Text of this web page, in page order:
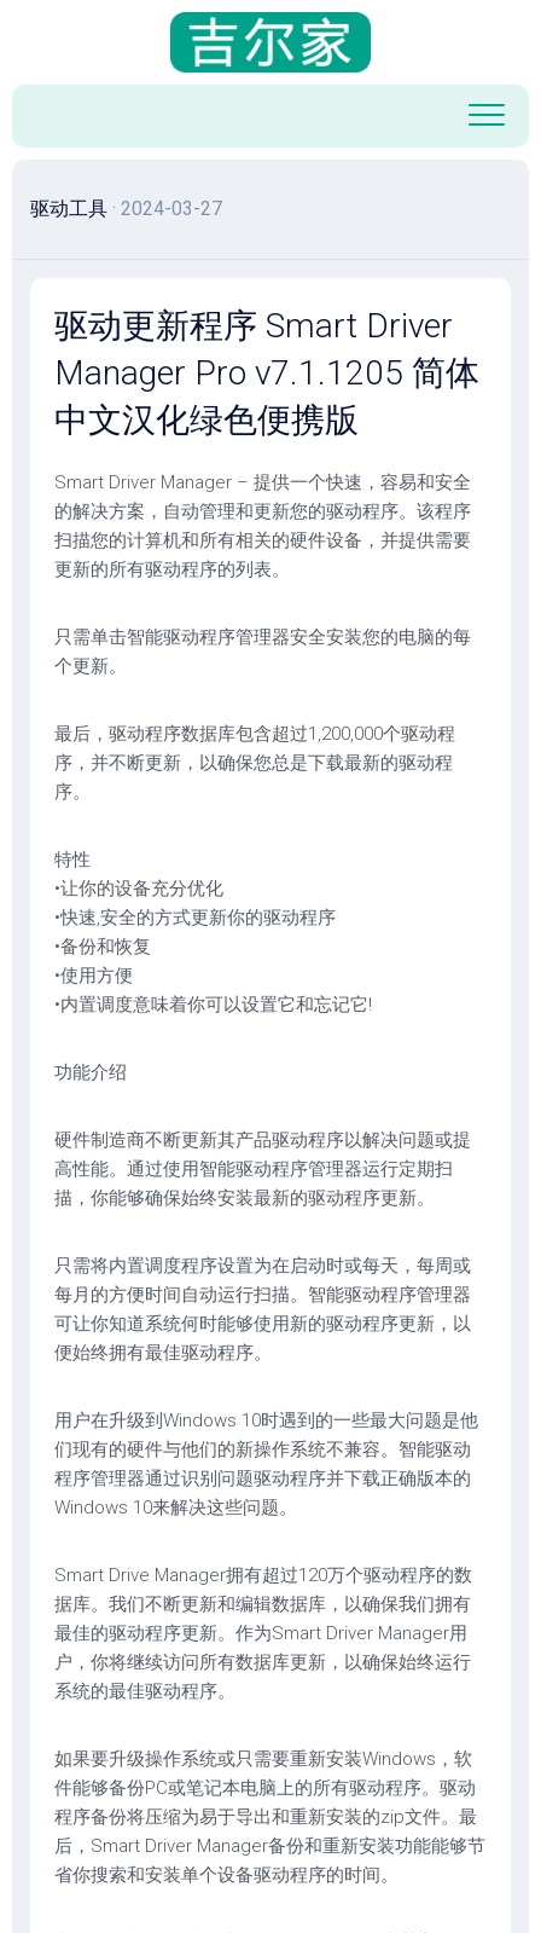
容
驱动工具 · 2024-03-27
驱动更新程序 Smart Driver
Manager Pro v7.1.1205 简体
中文汉化绿色便携版
Smart Driver Manager – 提供一个快速，容易和安全
的解决方案，自动管理和更新您的驱动程序。该程序
扫描您的计算机和所有相关的硬件设备，并提供需要
更新的所有驱动程序的列表。
只需单击智能驱动程序管理器安全安装您的电脑的每
个更新。
最后，驱动程序数据库包含超过1,200,000个驱动程
序，并不断更新，以确保您总是下载最新的驱动程
序。
特性
•让你的设备充分优化
•快速,安全的方式更新你的驱动程序
•备份和恢复
•使用方便
•内置调度意味着你可以设置它和忘记它!
功能介绍
硬件制造商不断更新其产品驱动程序以解决问题或提
高性能。通过使用智能驱动程序管理器运行定期扫
描，你能够确保始终安装最新的驱动程序更新。
只需将内置调度程序设置为在启动时或每天，每周或
每月的方便时间自动运行扫描。智能驱动程序管理器
可让你知道系统何时能够使用新的驱动程序更新，以
便始终拥有最佳驱动程序。
用户在升级到Windows 10时遇到的一些最大问题是他
们现有的硬件与他们的新操作系统不兼容。智能驱动
程序管理器通过识别问题驱动程序并下载正确版本的
Windows 10来解决这些问题。
Smart Drive Manager拥有超过120万个驱动程序的数
据库。我们不断更新和编辑数据库，以确保我们拥有
最佳的驱动程序更新。作为Smart Driver Manager用
户，你将继续访问所有数据库更新，以确保始终运行
系统的最佳驱动程序。
如果要升级操作系统或只需要重新安装Windows，软
件能够备份PC或笔记本电脑上的所有驱动程序。驱动
程序备份将压缩为易于导出和重新安装的zip文件。最
后，Smart Driver Manager备份和重新安装功能能够节
省你搜索和安装单个设备驱动程序的时间。